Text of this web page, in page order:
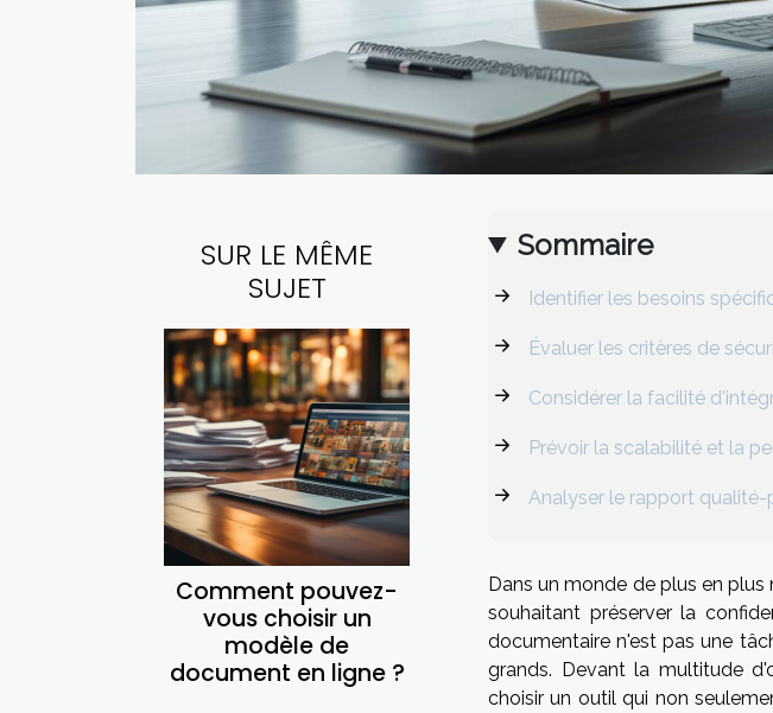
SUR LE MÊME
SUJET
Comment pouvez-
vous choisir un
modèle de
document en ligne ?
Sommaire
Identifier les besoins
Évaluer les critères de
Considérer la facilité
Prévoir la scalabilité et la
Analyser le rapport qualité-
Dans un monde de plus en
souhaitant préserver la
documentaire n'est pas une
grands. Devant la multitude
choisir un outil qui non